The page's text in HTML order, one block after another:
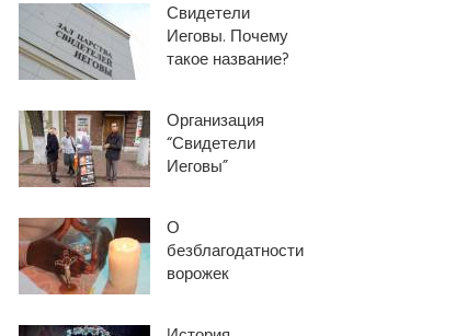
Свидетели
Иеговы. Почему
такое название?
Организация
“Свидетели
Иеговы”
О
безблагодатности
ворожек